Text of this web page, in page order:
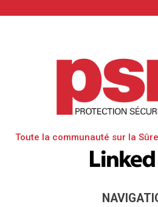
Toute la communauté sur la